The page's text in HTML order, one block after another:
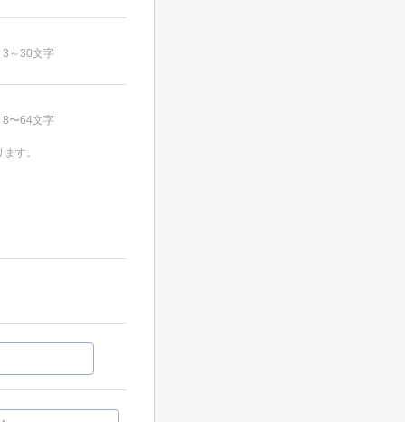
～30文字
〜64文字
す。